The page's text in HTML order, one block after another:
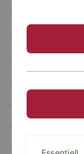
Gebauer
Huber
Laukemann
Osterloh-Konrad
Picker